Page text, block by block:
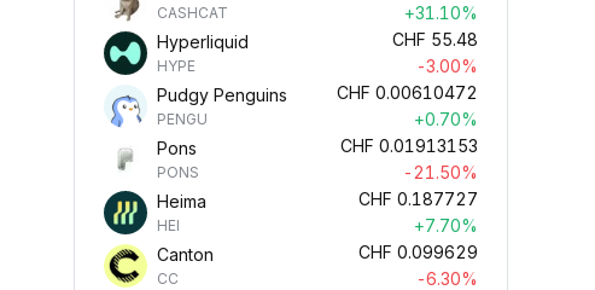
CASHCAT
+31.10%
Hyperliquid
HYPE
CHF 55.48
-3.00%
Pudgy Penguins
PENGU
CHF 0.00610472
+0.70%
Pons
PONS
CHF 0.01913153
-21.50%
Heima
HEI
CHF 0.187727
+7.70%
Canton
CC
CHF 0.099629
-6.30%